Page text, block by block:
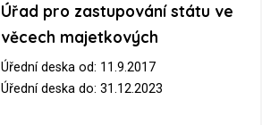
Úřad pro zastupování státu ve
věcech majetkových
Úřední deska od: 11.9.2017
Úřední deska do: 31.12.2023